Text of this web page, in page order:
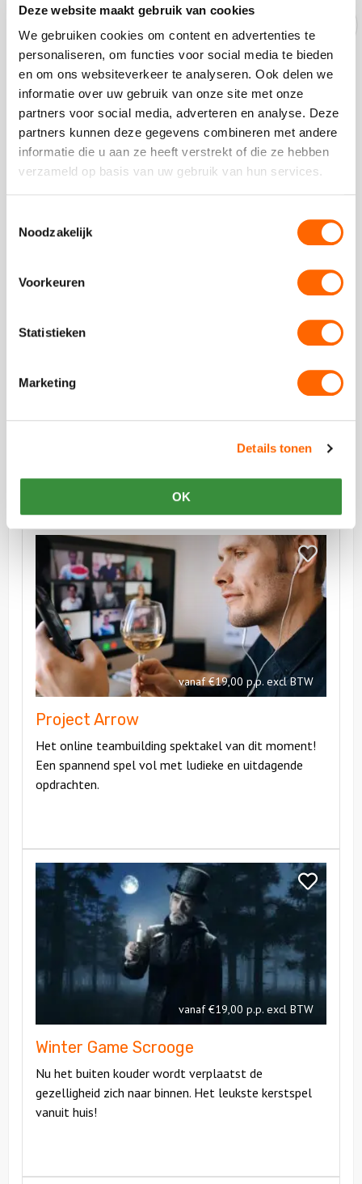
Deze website maakt gebruik van cookies
We gebruiken cookies om content en advertenties te
personaliseren, om functies voor social media te bieden
en om ons websiteverkeer te analyseren. Ook delen we
informatie over uw gebruik van onze site met onze
partners voor social media, adverteren en analyse. Deze
partners kunnen deze gegevens combineren met andere
informatie die u aan ze heeft verstrekt of die ze hebben
verzameld op basis van uw gebruik van hun services.
Noodzakelijk
Voorkeuren
Statistieken
Marketing
Details tonen
OK
Onze experts helpen je graag!
Bel ons op030-2145099
Op dit moment zijn we gesloten.
Stuur ons een bericht
Ga naarcontactformulier
Chat met ons
Bekijk alle reviews
Vergelijkbare uitjes
Bekijk
Project
Arrow
vanaf €19,00 p.p. excl BTW
Project Arrow
Het online teambuilding spektakel van dit moment!
Een spannend spel vol met ludieke en uitdagende
opdrachten.
Bekijk
Project
Bekijk
Winter
Scrooge
vanaf €19,00 p.p. excl BTW
Winter Game Scrooge
Nu het buiten kouder wordt verplaatst de
gezelligheid zich naar binnen. Het leukste kerstspel
vanuit huis!
Winter
Game